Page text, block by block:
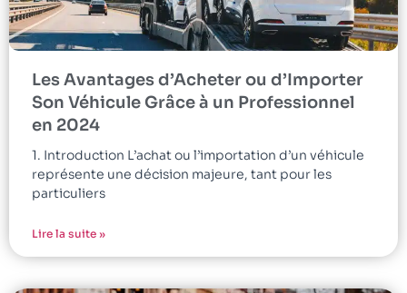
Les Avantages d’Acheter ou d’Importer
Son Véhicule Grâce à un Professionnel
en 2024
1. Introduction L’achat ou l’importation d’un véhicule
représente une décision majeure, tant pour les
particuliers
Lire la suite »